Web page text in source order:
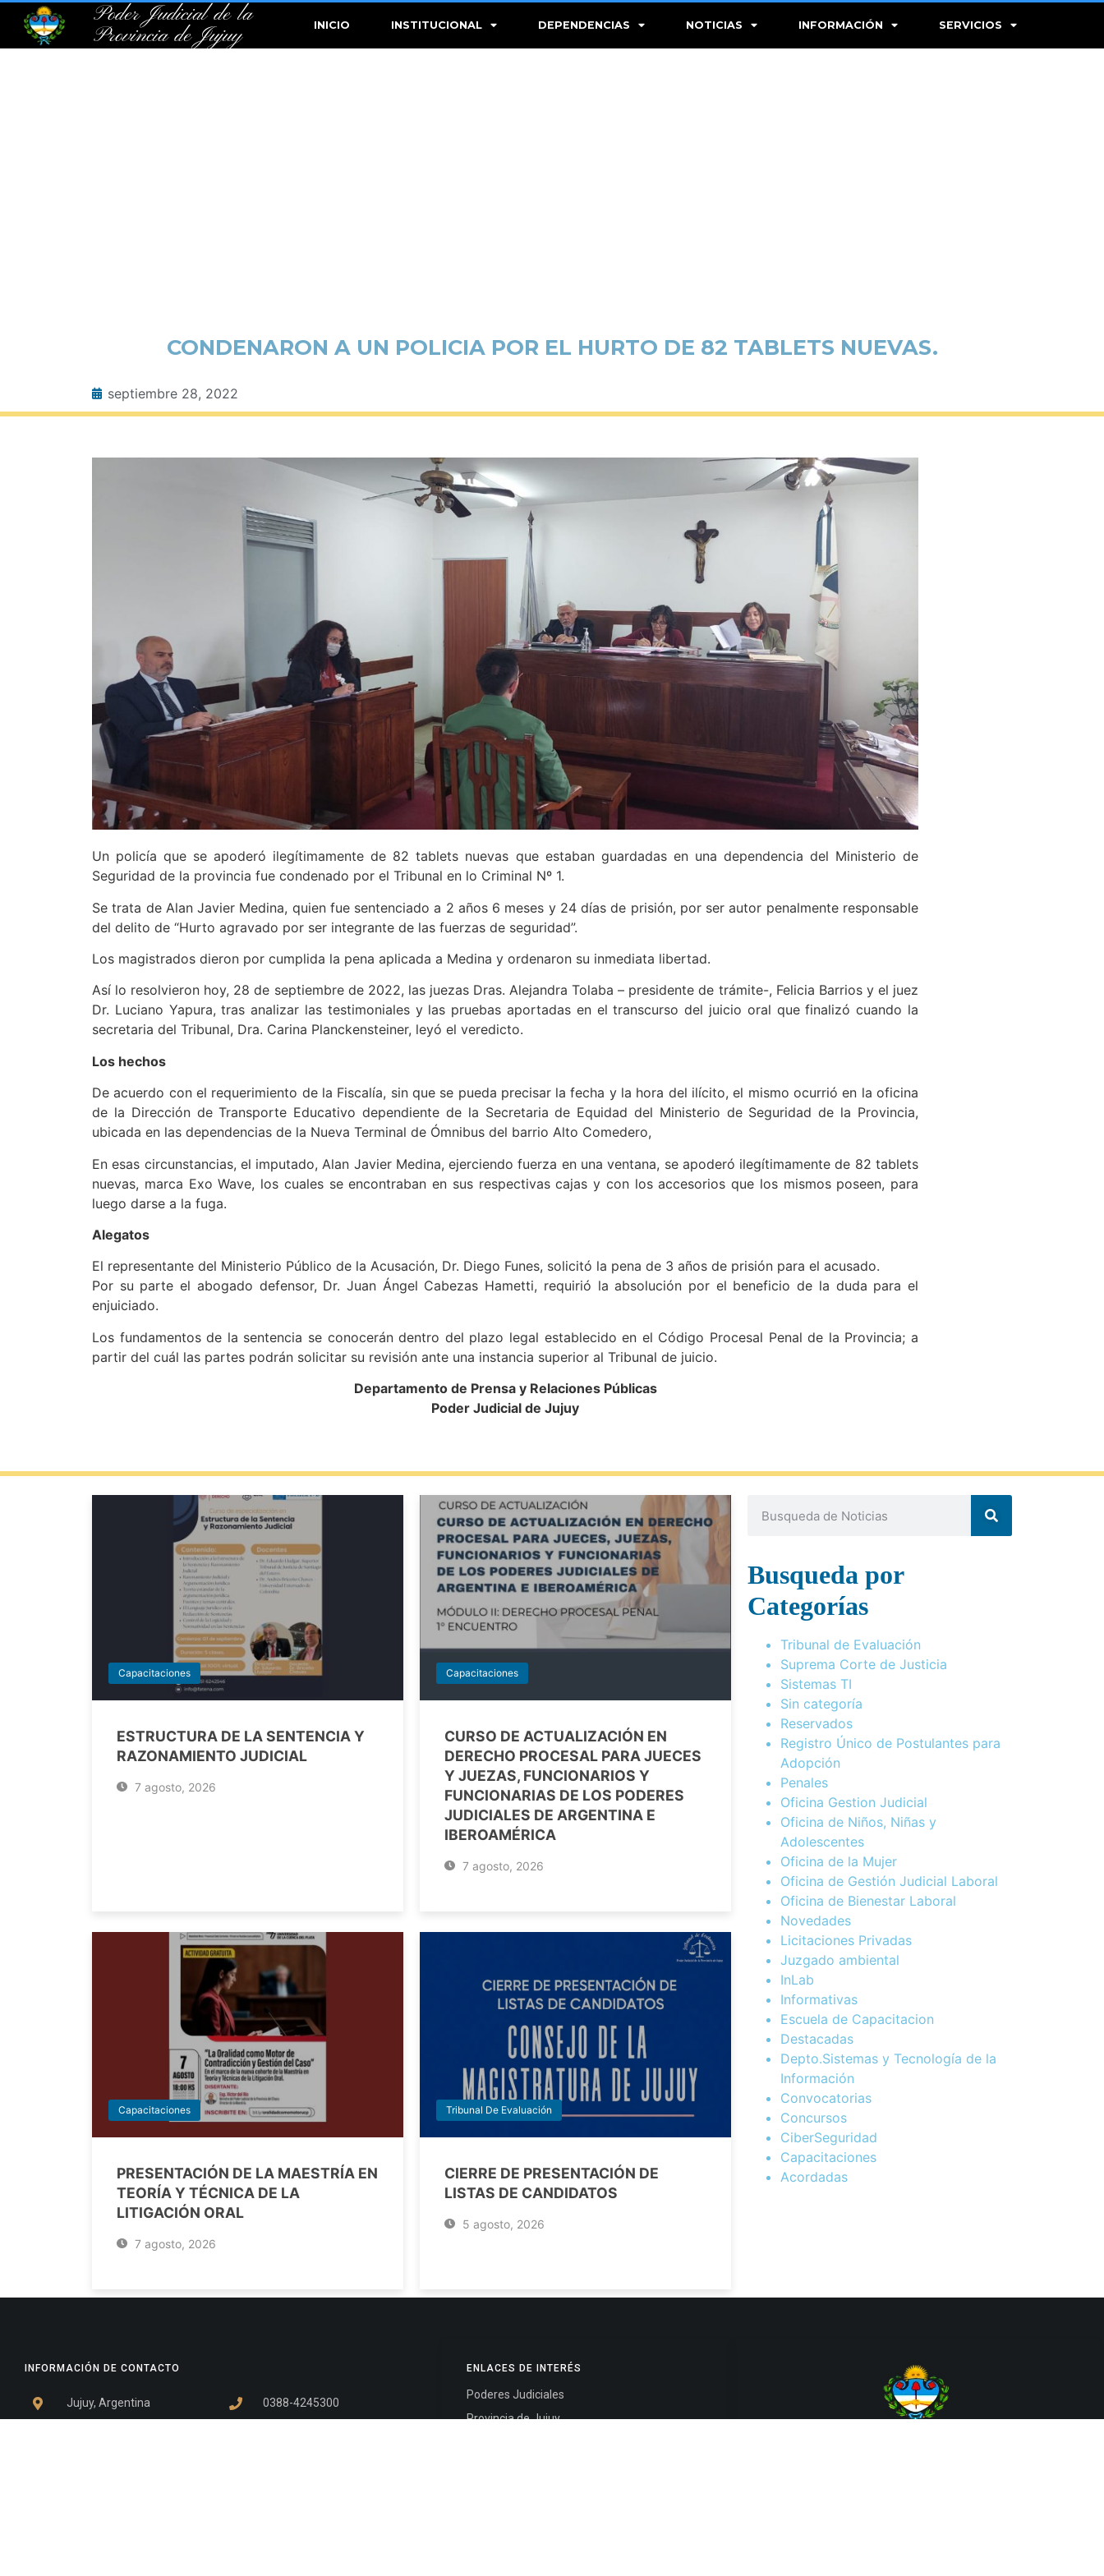
Poder Judicial de la
Provincia de Jujuy
INICIO INSTITUCIONAL DEPENDENCIAS NOTICIAS INFORMACIÓN SERVICIOS
CONDENARON A UN POLICIA POR EL HURTO DE 82 TABLETS NUEVAS.
septiembre 28, 2022
Un policía que se apoderó ilegítimamente de 82 tablets nuevas que estaban guardadas en una dependencia del Ministerio de
Seguridad de la provincia fue condenado por el Tribunal en lo Criminal Nº 1.
Se trata de Alan Javier Medina, quien fue sentenciado a 2 años 6 meses y 24 días de prisión, por ser autor penalmente responsable
del delito de “Hurto agravado por ser integrante de las fuerzas de seguridad”.
Los magistrados dieron por cumplida la pena aplicada a Medina y ordenaron su inmediata libertad.
Así lo resolvieron hoy, 28 de septiembre de 2022, las juezas Dras. Alejandra Tolaba – presidente de trámite-, Felicia Barrios y el juez
Dr. Luciano Yapura, tras analizar las testimoniales y las pruebas aportadas en el transcurso del juicio oral que finalizó cuando la
secretaria del Tribunal, Dra. Carina Planckensteiner, leyó el veredicto.
Los hechos
De acuerdo con el requerimiento de la Fiscalía, sin que se pueda precisar la fecha y la hora del ilícito, el mismo ocurrió en la oficina
de la Dirección de Transporte Educativo dependiente de la Secretaria de Equidad del Ministerio de Seguridad de la Provincia,
ubicada en las dependencias de la Nueva Terminal de Ómnibus del barrio Alto Comedero,
En esas circunstancias, el imputado, Alan Javier Medina, ejerciendo fuerza en una ventana, se apoderó ilegítimamente de 82 tablets
nuevas, marca Exo Wave, los cuales se encontraban en sus respectivas cajas y con los accesorios que los mismos poseen, para
luego darse a la fuga.
Alegatos
El representante del Ministerio Público de la Acusación, Dr. Diego Funes, solicitó la pena de 3 años de prisión para el acusado.
Por su parte el abogado defensor, Dr. Juan Ángel Cabezas Hametti, requirió la absolución por el beneficio de la duda para el
enjuiciado.
Los fundamentos de la sentencia se conocerán dentro del plazo legal establecido en el Código Procesal Penal de la Provincia; a
partir del cuál las partes podrán solicitar su revisión ante una instancia superior al Tribunal de juicio.
Departamento de Prensa y Relaciones Públicas
Poder Judicial de Jujuy
Capacitaciones
ESTRUCTURA DE LA SENTENCIA Y
RAZONAMIENTO JUDICIAL
7 agosto, 2026
Capacitaciones
CURSO DE ACTUALIZACIÓN EN
DERECHO PROCESAL PARA JUECES
Y JUEZAS, FUNCIONARIOS Y
FUNCIONARIAS DE LOS PODERES
JUDICIALES DE ARGENTINA E
IBEROAMÉRICA
7 agosto, 2026
Capacitaciones
PRESENTACIÓN DE LA MAESTRÍA EN
TEORÍA Y TÉCNICA DE LA
LITIGACIÓN ORAL
7 agosto, 2026
Tribunal De Evaluación
CIERRE DE PRESENTACIÓN DE
LISTAS DE CANDIDATOS
5 agosto, 2026
Busqueda por
Categorías
Tribunal de Evaluación
Suprema Corte de Justicia
Sistemas TI
Sin categoría
Reservados
Registro Único de Postulantes para
Adopción
Penales
Oficina Gestion Judicial
Oficina de Niños, Niñas y
Adolescentes
Oficina de la Mujer
Oficina de Gestión Judicial Laboral
Oficina de Bienestar Laboral
Novedades
Licitaciones Privadas
Juzgado ambiental
InLab
Informativas
Escuela de Capacitacion
Destacadas
Depto.Sistemas y Tecnología de la
Información
Convocatorias
Concursos
CiberSeguridad
Capacitaciones
Acordadas
INFORMACIÓN DE CONTACTO
Jujuy, Argentina
0388-4245300
ENLACES DE INTERÉS
Poderes Judiciales
Provincia de Jujuy